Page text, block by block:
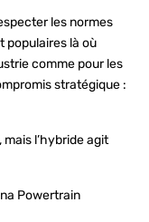
les normes
populaires là où
comme pour les
stratégique :
l’hybride agit
Powertrain